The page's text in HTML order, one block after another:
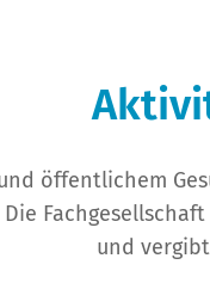
öffentlichem
und